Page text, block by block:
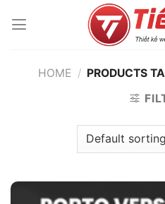
đến
HOME / PRODUCTS